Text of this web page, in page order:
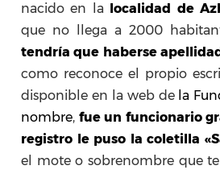
nacido en la
localidad de
que no llega a 2000
tendría que haberse
como reconoce el propio
disponible en la web de la
nombre, fue un funcionario
registro le puso la coletilla
el mote o sobrenombre que